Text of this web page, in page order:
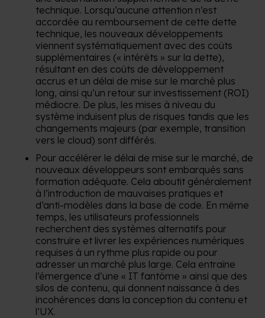
technique. Lorsqu’aucune attention n’est
accordée au remboursement de cette dette
technique, les nouveaux développements
viennent systématiquement avec des coûts
supplémentaires (« intérêts » sur la dette),
résultant en des coûts de développement
accrus et un délai de mise sur le marché plus
long, ainsi qu’un retour sur investissement (ROI)
médiocre. De plus, les mises à niveau du
système induisent plus de risques tandis que les
changements majeurs (par exemple, transition
vers le cloud) sont différés.
Pour accélérer le délai de mise sur le marché, de
nouveaux développeurs sont embarqués sans
formation adéquate. Cela aboutit généralement
à l’introduction de mauvaises pratiques et
d’anti-modèles dans la base de code. En même
temps, les utilisateurs professionnels
recherchent des systèmes alternatifs pour
construire et livrer les expériences numériques
requises à un rythme plus rapide ou pour
adresser un marché plus large. Cela entraîne
l’émergence d’une « IT fantôme » ainsi que des
silos de contenu, qui donnent naissance à des
incohérences dans la conception du contenu et
l’UX.